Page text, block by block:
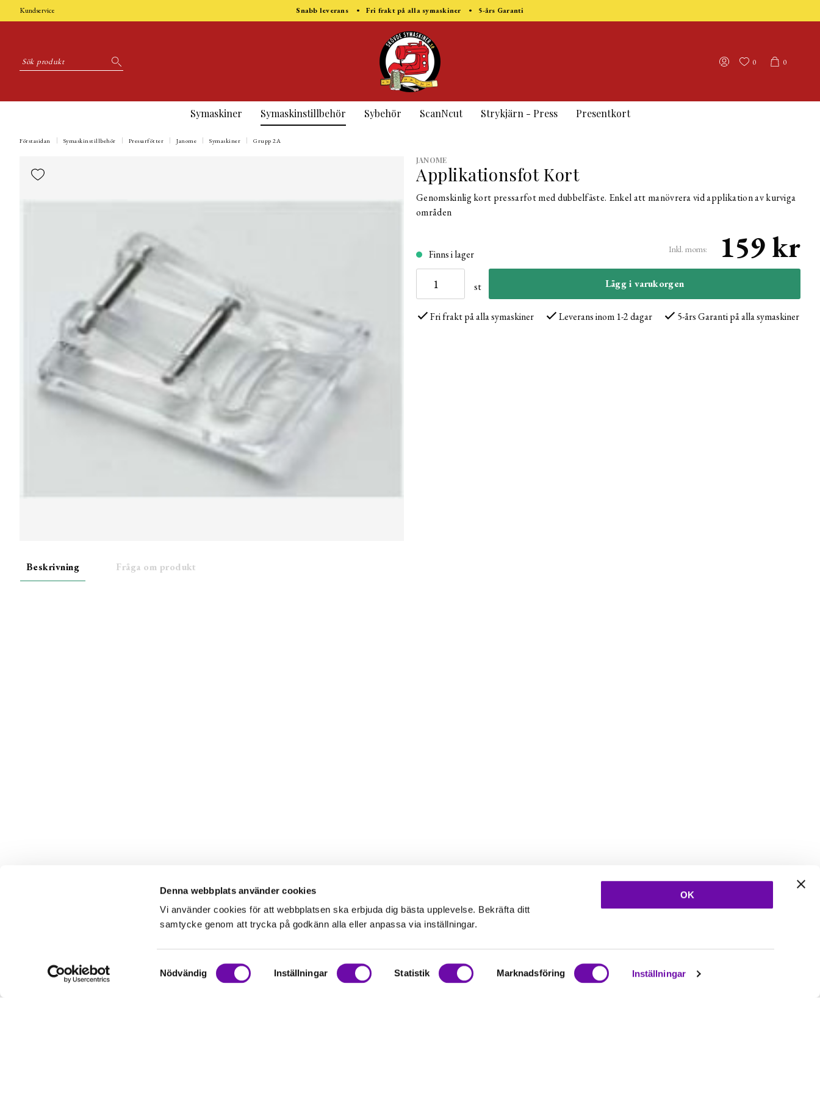
Denna webbplats använder cookies
Vi använder cookies för att webbplatsen ska erbjuda dig bästa upplevelse. Bekräfta ditt
samtycke genom att trycka på godkänn alla eller anpassa via inställningar.
Samtyckesval
Nödvändig Inställningar Statistik Marknadsföring Inställningar
OK
Kundservice Snabb leverans • Fri frakt på alla symaskiner • 5-års Garanti
0
0
Symaskiner Symaskinstillbehör Sybehör ScanNcut Strykjärn - Press Presentkort
Förstasidan Symaskinstillbehör Pressarfötter Janome Symaskiner Grupp 2A
JANOME
Applikationsfot Kort
Genomskinlig kort pressarfot med dubbelfäste. Enkel att manövrera vid applikation av kurviga
områden
Finns i lager Inkl. moms: 159 kr
st Lägg i varukorgen
Fri frakt på alla symaskiner Leverans inom 1-2 dagar 5-års Garanti på alla symaskiner
Beskrivning Fråga om produkt